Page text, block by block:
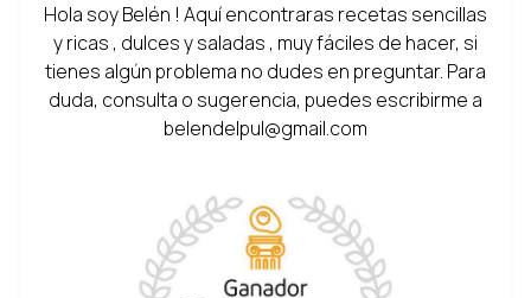
Hola soy Belén ! Aquí encontraras recetas sencillas
y ricas , dulces y saladas , muy fáciles de hacer, si
tienes algún problema no dudes en preguntar. Para
duda, consulta o sugerencia, puedes escribirme a
belendelpul@gmail.com